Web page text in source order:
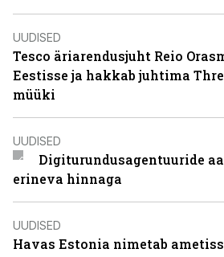
UUDISED
Tesco äriarendusjuht Reio
Eestisse ja hakkab juhtima
müüki
UUDISED
Digiturundusagentuuride
erineva hinnaga
UUDISED
Havas Estonia nimetab